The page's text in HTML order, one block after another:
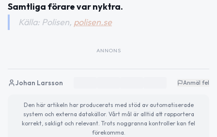
Samtliga förare var nyktra.
Källa: Polisen, polisen.se
ANNONS
Johan Larsson Anmäl fel
Den här artikeln har producerats med stöd av automatiserade
system och externa datakällor. Vårt mål är alltid att rapportera
korrekt, sakligt och relevant. Trots noggranna kontroller kan fel
förekomma.